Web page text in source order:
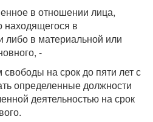
в отношении лица,
находящегося в
в материальной или
-
на срок до пяти лет с
определенные должности
деятельностью на срок